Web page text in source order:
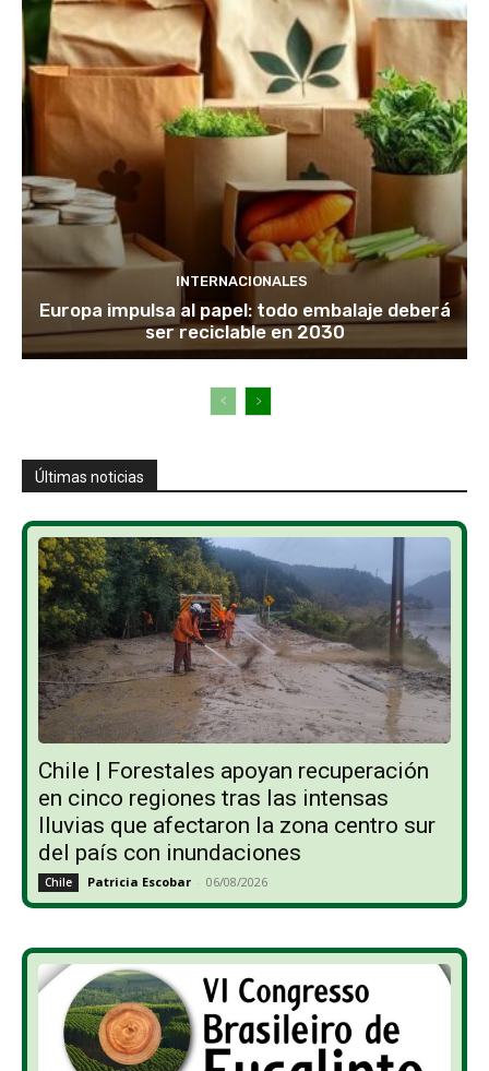
INTERNACIONALES
Europa impulsa al papel: todo embalaje deberá
ser reciclable en 2030
Últimas noticias
Chile | Forestales apoyan recuperación
en cinco regiones tras las intensas
lluvias que afectaron la zona centro sur
del país con inundaciones
Chile Patricia Escobar - 06/08/2026